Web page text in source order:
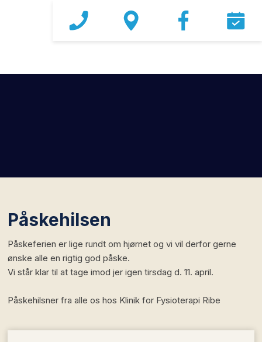
Påskehilsen
Påskeferien er lige rundt om hjørnet og vi vil derfor gerne
ønske alle en rigtig god påske.
Vi står klar til at tage imod jer igen tirsdag d. 11. april.
Påskehilsner fra alle os hos Klinik for Fysioterapi Ribe